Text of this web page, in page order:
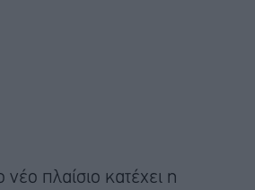
νέο πλαίσιο κατέχει η